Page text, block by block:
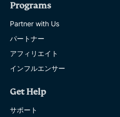
Programs
Partner with Us
パートナー
アフィリエイト
インフルエンサー
Get Help
サポート